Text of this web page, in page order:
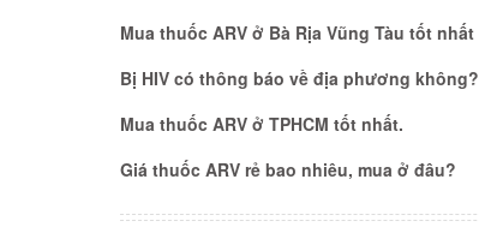
Mua thuốc ARV ở Bà Rịa Vũng Tàu tốt nhất
Bị HIV có thông báo về địa phương không?
Mua thuốc ARV ở TPHCM tốt nhất.
Giá thuốc ARV rẻ bao nhiêu, mua ở đâu?